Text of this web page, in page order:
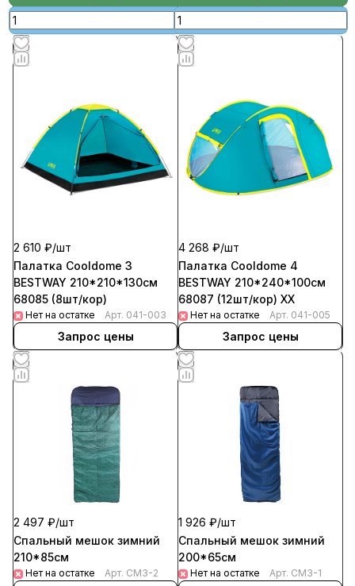
2 610 ₽/шт
Палатка Cooldome 3
BESTWAY 210*210*130см
68085 (8шт/кор)
Нет на остатке Арт. 041-003
Запрос цены
4 268 ₽/шт
Палатка Cooldome 4
BESTWAY 210*240*100см
68087 (12шт/кор) ХХ
Нет на остатке Арт. 041-005
Запрос цены
2 497 ₽/шт
Спальный мешок зимний
210*85см
Нет на остатке Арт. СМЗ-2
1 926 ₽/шт
Спальный мешок зимний
200*65см
Нет на остатке Арт. СМЗ-1